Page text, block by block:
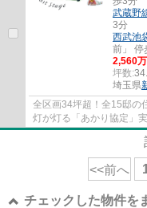
武蔵野
3分
西武池
前」 停
2,560
坪数:
埼玉県
全区画34坪超！全15邸の
灯が灯る「あかり協定」
カタチにするフリープラ
<<前へ
チェックした物件を